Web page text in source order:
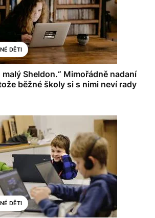
DĚTI
malý Sheldon.“ Mimořádně nadaní
běžné školy si s nimi neví rady
DĚTI